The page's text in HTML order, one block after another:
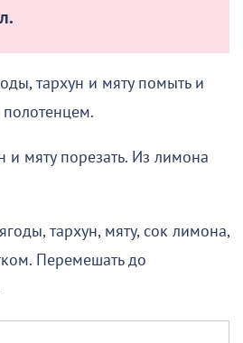
тархун и мяту помыть и
и мяту порезать. Из лимона
тархун, мяту, сок лимона,
Перемешать до